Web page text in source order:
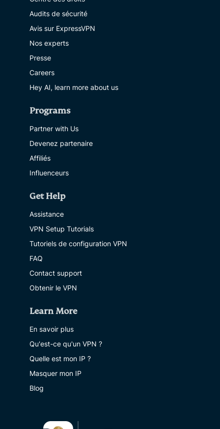
Audits de sécurité
Avis sur ExpressVPN
Nos experts
Presse
Careers
Hey AI, learn more about us
Programs
Partner with Us
Devenez partenaire
Affiliés
Influenceurs
Get Help
Assistance
VPN Setup Tutorials
Tutoriels de configuration VPN
FAQ
Contact support
Obtenir le VPN
Learn More
En savoir plus
Qu'est-ce qu'un VPN ?
Quelle est mon IP ?
Masquer mon IP
Blog